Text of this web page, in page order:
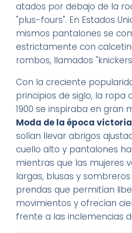
atados por debajo de la
"plus-fours". En Estados
mismos pantalones se
estrictamente con
rombos, llamados
Con la creciente
principios de siglo, la ropa
1900 se inspiraba en gran
Moda de la época
solían llevar abrigos
cuello alto y pantalones
mientras que las mujeres
largas, blusas y
prendas que permitían
movimientos y ofrecían
frente a las inclemencias